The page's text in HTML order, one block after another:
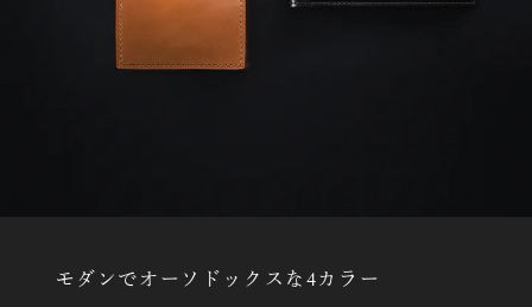
モダンでオーソドックスな4カラー